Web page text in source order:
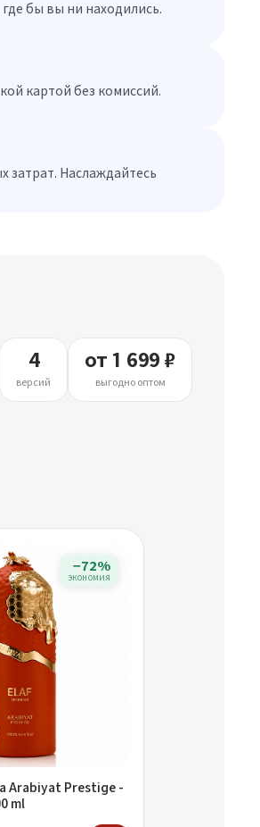
бы вы ни находились.
картой без комиссий.
затрат. Наслаждайтесь
4
версий
от 1 699 ₽
выгодно оптом
−72%
экономия
Arabiyat Prestige -
ml